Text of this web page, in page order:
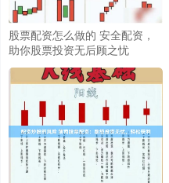
股票配资怎么做的 安全配资，
助你股票投资无后顾之忧